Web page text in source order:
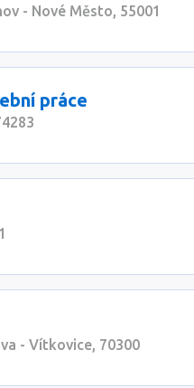
- Nové Město, 55001
práce
- Vítkovice, 70300